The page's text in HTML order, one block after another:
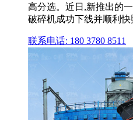
高分选。近日,新推出的
破碎机成功下线并顺利快
联系电话: 180 3780 8511